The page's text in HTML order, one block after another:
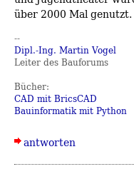
über 2000 Mal genutzt.
--
Dipl.-Ing. Martin Vogel
Leiter des Bauforums
Bücher:
CAD mit BricsCAD
Bauinformatik mit Python
antworten